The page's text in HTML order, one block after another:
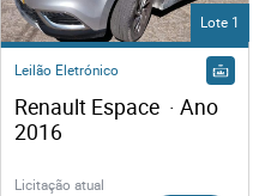
Lote 1
Leilão Eletrónico
Renault Espace  · Ano
2016
Licitação atual